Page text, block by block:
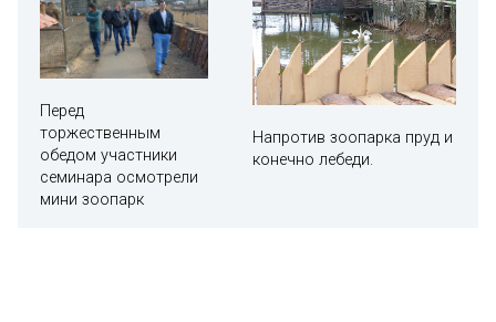
Перед
торжественным
обедом участники
семинара осмотрели
мини зоопарк
Напротив зоопарка пруд и
конечно лебеди.